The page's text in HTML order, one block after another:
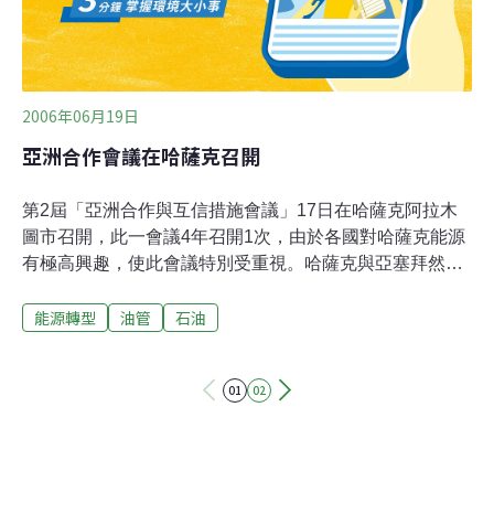
2006年5月美國國內石油產量的8%。東京的三井物產株式
會社
2006年06月19日
亞洲合作會議在哈薩克召開
第2屆「亞洲合作與互信措施會議」17日在哈薩克阿拉木
圖市召開，此一會議4年召開1次，由於各國對哈薩克能源
有極高興趣，使此會議特別受重視。哈薩克與亞塞拜然2
薩克在現有的俄國和中國兩條原油出口路線外，增闢第3
能源轉型 油管 石油
01 02